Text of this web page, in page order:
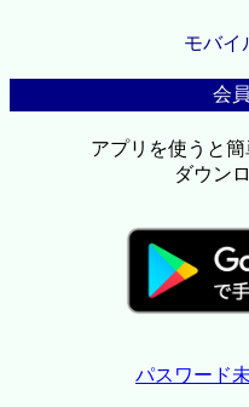
モバイ
会
アプリを使うと
ダウン
パスワード